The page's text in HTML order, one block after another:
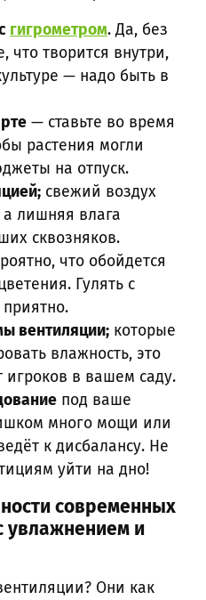
гигрометром. Да, без
что творится внутри,
— надо быть в
— ставьте во время
растения могли
на отпуск.
свежий воздух
лишняя влага
сквозняков.
что обойдется
Гулять с
вентиляции; которые
влажность, это
игроков в вашем саду.
под ваше
много мощи или
к дисбалансу. Не
уйти на дно!
современных
увлажнением и
Они как